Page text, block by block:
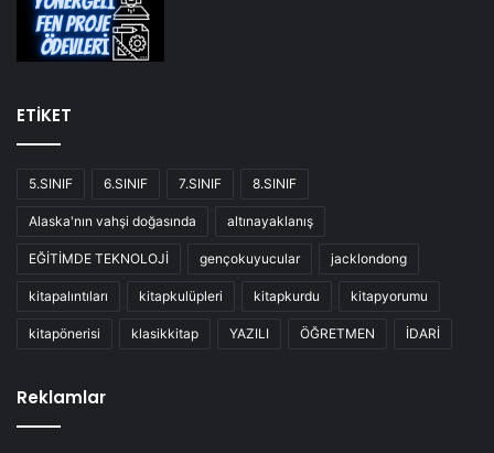
ETİKET
5.SINIF 6.SINIF 7.SINIF 8.SINIF
Alaska'nın vahşi doğasında altınayaklanış
EĞİTİMDE TEKNOLOJİ gençokuyucular jacklondong
kitapalıntıları kitapkulüpleri kitapkurdu kitapyorumu
kitapönerisi klasikkitap YAZILI ÖĞRETMEN İDARİ
Reklamlar